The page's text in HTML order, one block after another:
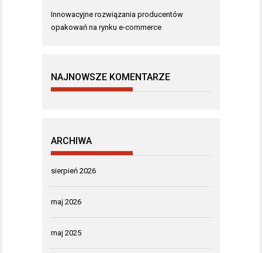
Innowacyjne rozwiązania producentów
opakowań na rynku e-commerce
NAJNOWSZE KOMENTARZE
ARCHIWA
sierpień 2026
maj 2026
maj 2025